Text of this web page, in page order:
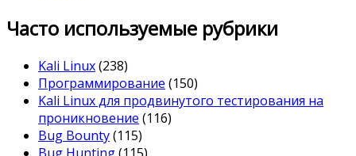
Часто используемые рубрики
Kali Linux(238)
Программирование (150)
Kali Linux для продвинутого тестирования на
проникновение (116)
Bug Bounty(115)